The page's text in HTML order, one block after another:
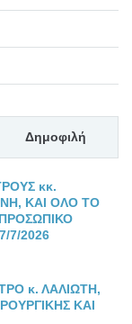
Δημοφιλή
κκ.
ΚΑΙ ΟΛΟ ΤΟ
7/2026
κ. ΛΑΛΙΩΤΗ,
ΚΑΙ